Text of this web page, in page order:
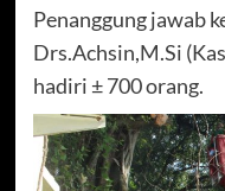
Penanggung jawab
Drs.Achsin,M.Si
hadiri ± 700 orang.